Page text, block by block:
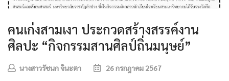
คนเก่งสามเงา ประกวดสร้างสรรค์งาน
ศิลปะ “กิจกรรมสานศิลป์ถิ่นมนุษย์”
นางสาวรัชนก จินะตา 26 กรกฎาคม 2567